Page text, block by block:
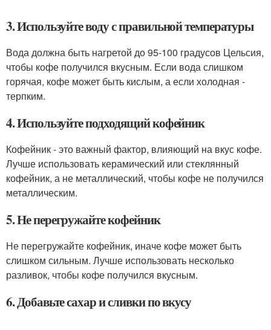
3. Используйте воду с правильной температуры
Вода должна быть нагретой до 95-100 градусов Цельсия,
чтобы кофе получился вкусным. Если вода слишком
горячая, кофе может быть кислым, а если холодная -
терпким.
4. Используйте подходящий кофейник
Кофейник - это важный фактор, влияющий на вкус кофе.
Лучше использовать керамический или стеклянный
кофейник, а не металлический, чтобы кофе не получился
металлическим.
5. Не перегружайте кофейник
Не перегружайте кофейник, иначе кофе может быть
слишком сильным. Лучше использовать несколько
разливок, чтобы кофе получился вкусным.
6. Добавьте сахар и сливки по вкусу